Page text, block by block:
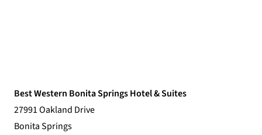
Best Western Bonita Springs Hotel & Suites
27991 Oakland Drive
Bonita Springs